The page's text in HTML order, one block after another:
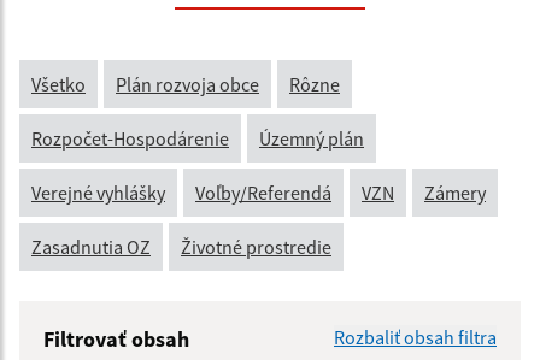
Všetko Plán rozvoja obce Rôzne
Rozpočet-Hospodárenie Územný plán
Verejné vyhlášky Voľby/Referendá VZN Zámery
Zasadnutia OZ Životné prostredie
Filtrovať obsah Rozbaliť obsah filtra